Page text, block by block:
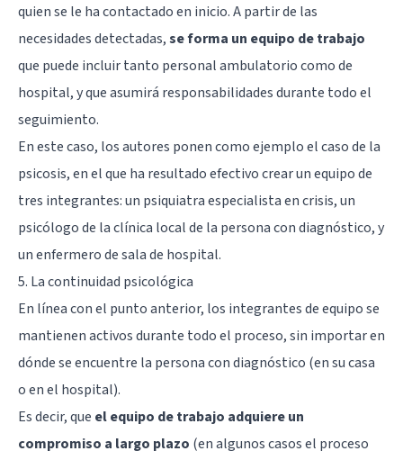
quien se le ha contactado en inicio. A partir de las
necesidades detectadas,se forma un equipo de trabajo
que puede incluir tanto personal ambulatorio como de
hospital, y que asumirá responsabilidades durante todo el
seguimiento.
En este caso, los autores ponen como ejemplo el caso de la
psicosis, en el que ha resultado efectivo crear un equipo de
tres integrantes: un psiquiatra especialista en crisis, un
psicólogo de la clínica local de la persona con diagnóstico, y
un enfermero de sala de hospital.
5. La continuidad psicológica
En línea con el punto anterior, los integrantes de equipo se
mantienen activos durante todo el proceso, sin importar en
dónde se encuentre la persona con diagnóstico (en su casa
o en el hospital).
Es decir, que el equipo de trabajo adquiere un
compromiso a largo plazo (en algunos casos el proceso